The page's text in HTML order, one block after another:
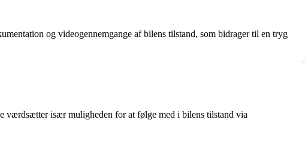
og videogennemgange af bilens tilstand, som bidrager til en tryg
værdsætter især muligheden for at følge med i bilens tilstand via